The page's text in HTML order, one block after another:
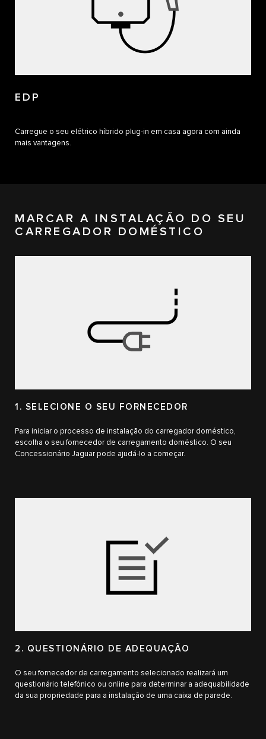
EDP
Carregue o seu elétrico híbrido plug-in em casa agora com ainda
mais vantagens.​
MARCAR A INSTALAÇÃO DO SEU
CARREGADOR DOMÉSTICO
1. SELECIONE O SEU FORNECEDOR
Para iniciar o processo de instalação do carregador doméstico,
escolha o seu fornecedor de carregamento doméstico. O seu
Concessionário Jaguar pode ajudá-lo a começar.
2. QUESTIONÁRIO DE ADEQUAÇÃO
O seu fornecedor de carregamento selecionado realizará um
questionário telefónico ou online para determinar a adequabilidade
da sua propriedade para a instalação de uma caixa de parede.